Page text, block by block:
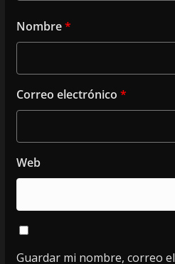
Nombre*
Correo electrónico *
Web
Guardar mi nombre, correo